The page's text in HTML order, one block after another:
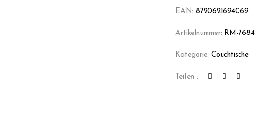
EAN: 8720621694069
Artikelnummer: RM-7684
Kategorie: Couchtische
Teilen :